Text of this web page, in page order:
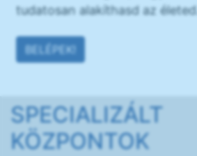
tudatosan alakíthasd az életed.
BELÉPEK!
SPECIALIZÁLT
KÖZPONTOK